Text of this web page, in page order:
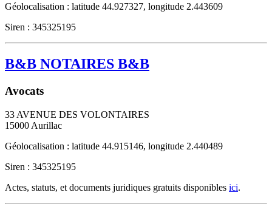
Géolocalisation : latitude 44.927327, longitude 2.443609
Siren : 345325195
B&B NOTAIRES B&B
Avocats
33 AVENUE DES VOLONTAIRES
15000 Aurillac
Géolocalisation : latitude 44.915146, longitude 2.440489
Siren : 345325195
Actes, statuts, et documents juridiques gratuits disponibles ici.